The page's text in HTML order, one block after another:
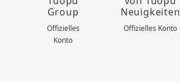
Group
Offizielles
Konto
Neuigkeiten
Offizielles Konto